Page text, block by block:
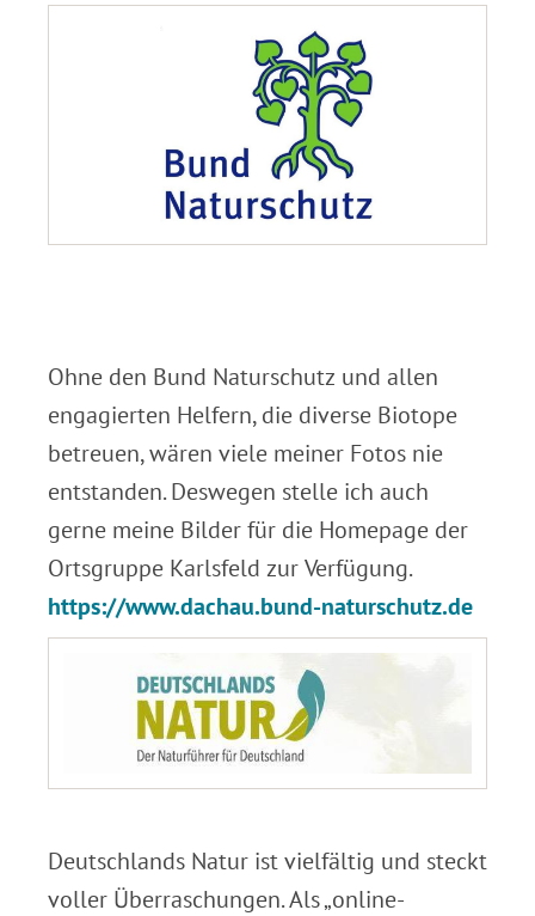
Ohne den Bund Naturschutz und allen
engagierten Helfern, die diverse Biotope
betreuen, wären viele meiner Fotos nie
entstanden. Deswegen stelle ich auch
gerne meine Bilder für die Homepage der
Ortsgruppe Karlsfeld zur Verfügung.
https://www.dachau.bund-naturschutz.de
Deutschlands Natur ist vielfältig und steckt
voller Überraschungen. Als „online-